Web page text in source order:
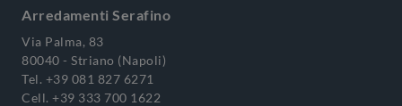
Arredamenti Serafino
Via Palma, 83
80040 - Striano (Napoli)
Tel. +39 081 827 6271
Cell. +39 333 700 1622